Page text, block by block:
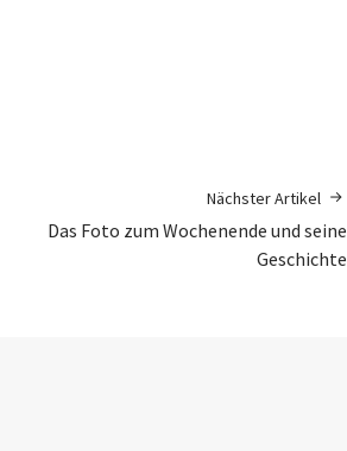
Nächster Artikel
Das Foto zum Wochenende und seine
Geschichte